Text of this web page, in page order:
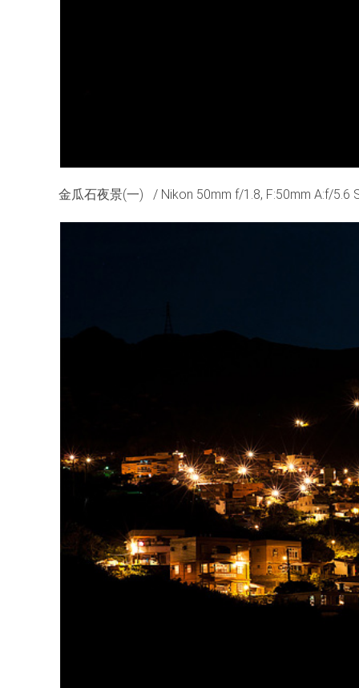
金瓜石夜景(一) / Nikon 50mm f/1.8, F:50mm A:f/5.6